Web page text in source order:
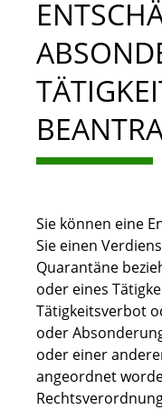
Sie können eine
Sie einen
Quarantäne
oder eines
Tätigkeitsverbot
oder
oder einer
angeordnet